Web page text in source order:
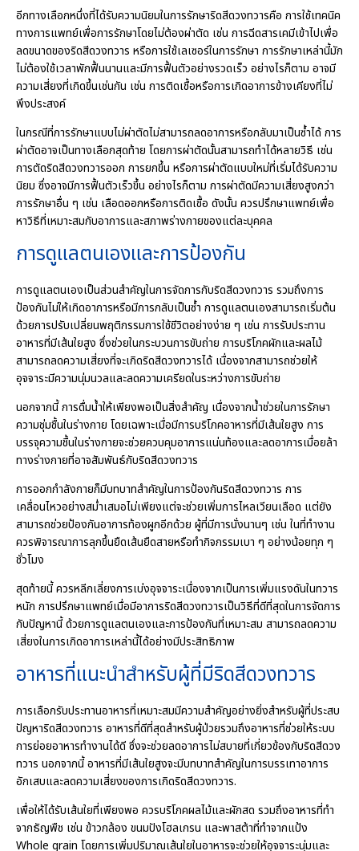
อีกทางเลือกหนึ่งที่ได้รับความนิยมในการรักษาริดสีดวงทวารคือ การใช้เทคนิค
ทางการแพทย์เพื่อการรักษาโดยไม่ต้องผ่าตัด เช่น การฉีดสารเคมีเข้าไปเพื่อ
ลดขนาดของริดสีดวงทวาร หรือการใช้เลเซอร์ในการรักษา การรักษาเหล่านี้มัก
ไม่ต้องใช้เวลาพักฟื้นนานและมีการฟื้นตัวอย่างรวดเร็ว อย่างไรก็ตาม อาจมี
ความเสี่ยงที่เกิดขึ้นเช่นกัน เช่น การติดเชื้อหรือการเกิดอาการข้างเคียงที่ไม่
พึงประสงค์
ในกรณีที่การรักษาแบบไม่ผ่าตัดไม่สามารถลดอาการหรือกลับมาเป็นซ้ำได้ การ
ผ่าตัดอาจเป็นทางเลือกสุดท้าย โดยการผ่าตัดนั้นสามารถทำได้หลายวิธี เช่น
การตัดริดสีดวงทวารออก การยกขึ้น หรือการผ่าตัดแบบใหม่ที่เริ่มได้รับความ
นิยม ซึ่งอาจมีการฟื้นตัวเร็วขึ้น อย่างไรก็ตาม การผ่าตัดมีความเสี่ยงสูงกว่า
การรักษาอื่น ๆ เช่น เลือดออกหรือการติดเชื้อ ดังนั้น ควรปรึกษาแพทย์เพื่อ
หาวิธีที่เหมาะสมกับอาการและสภาพร่างกายของแต่ละบุคคล
การดูแลตนเองและการป้องกัน
การดูแลตนเองเป็นส่วนสำคัญในการจัดการกับริดสีดวงทวาร รวมถึงการ
ป้องกันไม่ให้เกิดอาการหรือมีการกลับเป็นซ้ำ การดูแลตนเองสามารถเริ่มต้น
ด้วยการปรับเปลี่ยนพฤติกรรมการใช้ชีวิตอย่างง่าย ๆ เช่น การรับประทาน
อาหารที่มีเส้นใยสูง ซึ่งช่วยในกระบวนการขับถ่าย การบริโภคผักและผลไม้
สามารถลดความเสี่ยงที่จะเกิดริดสีดวงทวารได้ เนื่องจากสามารถช่วยให้
อุจจาระมีความนุ่มนวลและลดความเครียดในระหว่างการขับถ่าย
นอกจากนี้ การดื่มน้ำให้เพียงพอเป็นสิ่งสำคัญ เนื่องจากน้ำช่วยในการรักษา
ความชุ่มชื้นในร่างกาย โดยเฉพาะเมื่อมีการบริโภคอาหารที่มีเส้นใยสูง การ
บรรจุความชื้นในร่างกายจะช่วยควบคุมอาการแน่นท้องและลดอาการเมื่อยล้า
ทางร่างกายที่อาจสัมพันธ์กับริดสีดวงทวาร
การออกกำลังกายก็มีบทบาทสำคัญในการป้องกันริดสีดวงทวาร การ
เคลื่อนไหวอย่างสม่ำเสมอไม่เพียงแต่จะช่วยเพิ่มการไหลเวียนเลือด แต่ยัง
สามารถช่วยป้องกันอาการท้องผูกอีกด้วย ผู้ที่มีการนั่งนานๆ เช่น ในที่ทำงาน
ควรพิจารณาการลุกขึ้นยืดเส้นยืดสายหรือทำกิจกรรมเบา ๆ อย่างน้อยทุก ๆ
ชั่วโมง
สุดท้ายนี้ ควรหลีกเลี่ยงการเบ่งอุจจาระเนื่องจากเป็นการเพิ่มแรงดันในทวาร
หนัก การปรึกษาแพทย์เมื่อมีอาการริดสีดวงทวารเป็นวิธีที่ดีที่สุดในการจัดการ
กับปัญหานี้ ด้วยการดูแลตนเองและการป้องกันที่เหมาะสม สามารถลดความ
เสี่ยงในการเกิดอาการเหล่านี้ได้อย่างมีประสิทธิภาพ
อาหารที่แนะนำสำหรับผู้ที่มีริดสีดวงทวาร
การเลือกรับประทานอาหารที่เหมาะสมมีความสำคัญอย่างยิ่งสำหรับผู้ที่ประสบ
ปัญหาริดสีดวงทวาร อาหารที่ดีที่สุดสำหรับผู้ป่วยรวมถึงอาหารที่ช่วยให้ระบบ
การย่อยอาหารทำงานได้ดี ซึ่งจะช่วยลดอาการไม่สบายที่เกี่ยวข้องกับริดสีดวง
ทวาร นอกจากนี้ อาหารที่มีเส้นใยสูงจะมีบทบาทสำคัญในการบรรเทาอาการ
อักเสบและลดความเสี่ยงของการเกิดริดสีดวงทวาร.
เพื่อให้ได้รับเส้นใยที่เพียงพอ ควรบริโภคผลไม้และผักสด รวมถึงอาหารที่ทำ
จากธัญพืช เช่น ข้าวกล้อง ขนมปังโฮลเกรน และพาสต้าที่ทำจากแป้ง
Whole grain โดยการเพิ่มปริมาณเส้นใยในอาหารจะช่วยให้อุจจาระนุ่มและ